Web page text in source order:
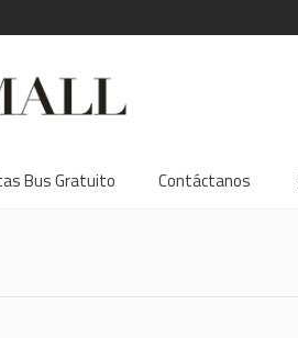
Bus Gratuito Contáctanos